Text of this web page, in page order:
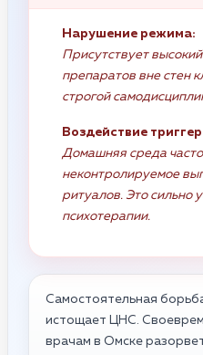
Нарушение режима:
Присутствует
препаратов вне стен
строгой
Воздействие
Домашняя среда
неконтролируемое
ритуалов. Это сильно
психотерапии.
Самостоятельная
истощает ЦНС.
врачам в Омске